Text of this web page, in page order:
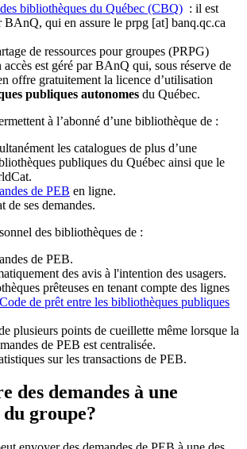
bibliothèques du Québec (CBQ) : il est
BAnQ, qui en assure le prpg [at] banq.qc.ca
de ressources pour groupes (PRPG)
est géré par BAnQ qui, sous réserve de
offre gratuitement la licence d’utilisation
publiques autonomes du Québec.
à l’abonné d’une bibliothèque de :
les catalogues de plus d’une
publiques du Québec ainsi que le
de PEB en ligne.
de ses demandes.
des bibliothèques de :
de PEB.
des avis à l'intention des usagers.
prêteuses en tenant compte des lignes
Code de prêt entre les bibliothèques publiques
plusieurs points de cueillette même lorsque la
de PEB est centralisée.
sur les transactions de PEB.
des demandes à une
groupe?